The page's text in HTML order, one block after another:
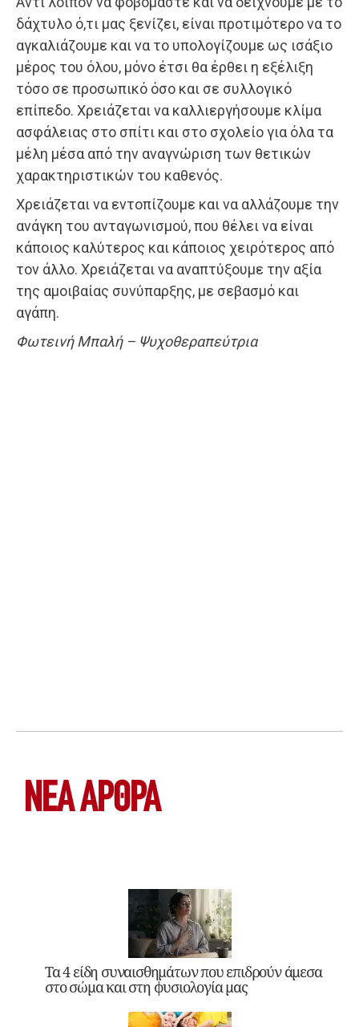
δάχτυλο ό,τι μας ξενίζει, είναι προτιμότερο να το
αγκαλιάζουμε και να το υπολογίζουμε ως ισάξιο
μέρος του όλου, μόνο έτσι θα έρθει η εξέλιξη
τόσο σε προσωπικό όσο και σε συλλογικό
επίπεδο. Χρειάζεται να καλλιεργήσουμε κλίμα
ασφάλειας στο σπίτι και στο σχολείο για όλα τα
μέλη μέσα από την αναγνώριση των θετικών
χαρακτηριστικών του καθενός.
Χρειάζεται να εντοπίζουμε και να αλλάζουμε την
ανάγκη του ανταγωνισμού, που θέλει να είναι
κάποιος καλύτερος και κάποιος χειρότερος από
τον άλλο. Χρειάζεται να αναπτύξουμε την αξία
της αμοιβαίας συνύπαρξης, με σεβασμό και
αγάπη.
Φωτεινή Μπαλή – Ψυχοθεραπεύτρια
ΝΕΑ ΆΡΘΡΑ
Τα 4 είδη συναισθημάτων που επιδρούν άμεσα
στο σώμα και στη φυσιολογία μας